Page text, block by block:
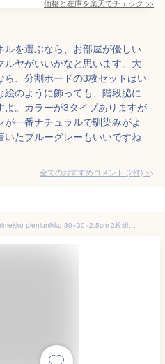
価格と在庫を楽天でチェック >>
を選ぶなら、お部屋が優しい
ヤがいいかなと思います。大
、分割ボードの3枚セットはい
のように飾っても、階段脇に
。カラーが3タイプありますが
が一番ナチュラルで馴染みがよ
たブルーグレーもいいですね
全てのおすすめコメント (2件) >
ファブリックパネル アリス marimekko pieniunikko 30×30×2.5cm 2枚組 ネイビー＆オレンジ ファブリック ボード パネル マリメッコ ピエニウニッコ おしゃれ インテリア モノトーン